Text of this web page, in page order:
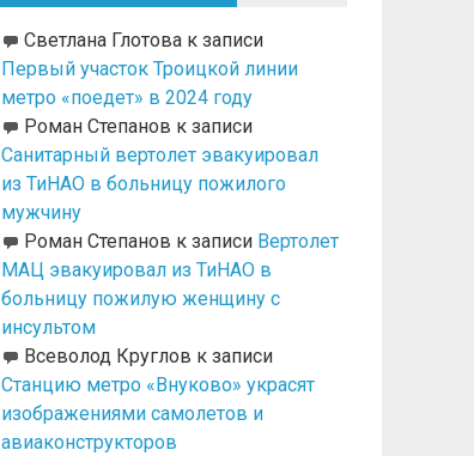
Светлана Глотовак записи
Первый участок Троицкой линии
метро «поедет» в 2024 году
Роман Степанов к записи
Санитарный вертолет эвакуировал
из ТиНАО в больницу пожилого
мужчину
Роман Степанов к записи Вертолет
МАЦ эвакуировал из ТиНАО в
больницу пожилую женщину с
инсультом
Всеволод Круглов к записи
Станцию метро «Внуково» украсят
изображениями самолетов и
авиаконструкторов